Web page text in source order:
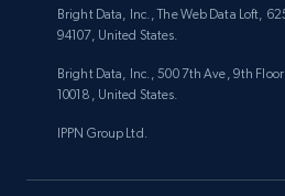
Target
URL, Product id, Title,
Rating, Reviews count, Initial
Bright Data, Inc., The Web Data Loft,
94107, United States.
Bright Data, Inc., 500 7th Ave, 9th
10018, United States.
IPPN Group Ltd.